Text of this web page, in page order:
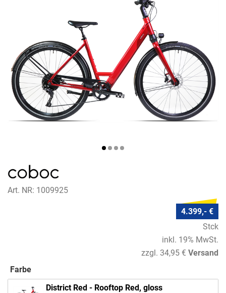
Art. NR: 1009925
4.399,- €
Stck
inkl. 19% MwSt.
zzgl. 34,95 € Versand
Farbe
District Red - Rooftop Red, gloss